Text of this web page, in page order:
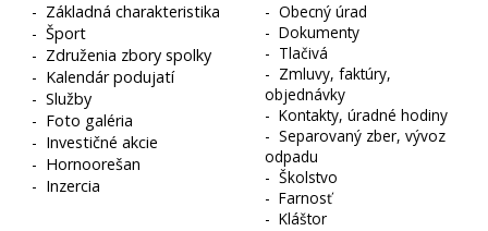
- Základná charakteristika
-Šport
- Združenia zbory spolky
- Kalendár podujatí
-Služby
- Foto galéria
- Investičné akcie
- Hornoorešan
- Inzercia
-Obecný úrad
-Dokumenty
- Tlačivá
- Zmluvy, faktúry,
objednávky
-Kontakty, úradné hodiny
-Separovaný zber, vývoz
odpadu
-Školstvo
-Farnosť
-Kláštor